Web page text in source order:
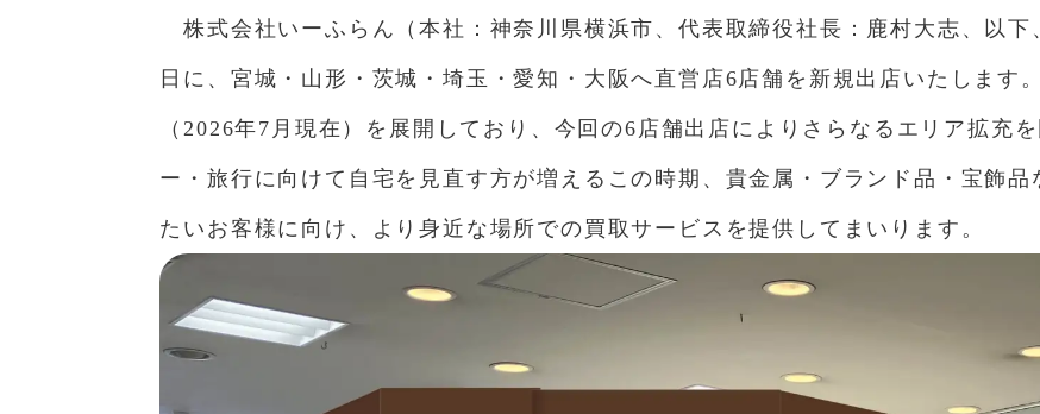
株式会社いーふらん（本社：神奈川県横浜市、代表取締役社長：鹿村大志、以下
日に、宮城・山形・茨城・埼玉・愛知・大阪へ直営店6店舗を新規出店いたします
（2026年7月現在）を展開しており、今回の6店舗出店によりさらなるエリア拡充
ー・旅行に向けて自宅を見直す方が増えるこの時期、貴金属・ブランド品・宝飾
たいお客様に向け、より身近な場所での買取サービスを提供してまいります。